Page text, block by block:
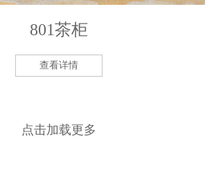
801茶柜
查看详情
点击加载更多